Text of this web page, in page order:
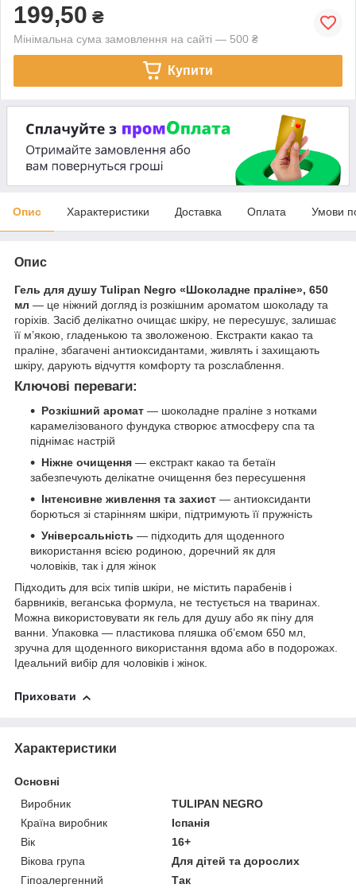
199,50 ₴
Мінімальна сума замовлення на сайті — 500 ₴
Купити
Опис Характеристики Доставка Оплата Умови
Опис
Гель для душу Tulipan Negro «Шоколадне праліне», 650
мл — це ніжний догляд із розкішним ароматом шоколаду та
горіхів. Засіб делікатно очищає шкіру, не пересушує, залишає
її м’якою, гладенькою та зволоженою. Екстракти какао та
праліне, збагачені антиоксидантами, живлять і захищають
шкіру, дарують відчуття комфорту та розслаблення.
Ключові переваги:
Розкішний аромат — шоколадне праліне з нотками
карамелізованого фундука створює атмосферу спа та
піднімає настрій
Ніжне очищення — екстракт какао та бетаїн
забезпечують делікатне очищення без пересушення
Інтенсивне живлення та захист — антиоксиданти
борються зі старінням шкіри, підтримують її пружність
Універсальність — підходить для щоденного
використання всією родиною, доречний як для
чоловіків, так і для жінок
Підходить для всіх типів шкіри, не містить парабенів і
барвників, веганська формула, не тестується на тваринах.
Можна використовувати як гель для душу або як піну для
ванни. Упаковка — пластикова пляшка об’ємом 650 мл,
зручна для щоденного використання вдома або в подорожах.
Ідеальний вибір для чоловіків і жінок.
Приховати
Характеристики
Основні
Виробник
TULIPAN NEGRO
Країна виробник
Іспанія
Вік
16+
Вікова група
Для дітей та дорослих
Гіпоалергенний
Так